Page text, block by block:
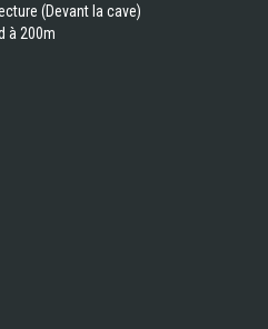
(Devant la cave)
à 200m